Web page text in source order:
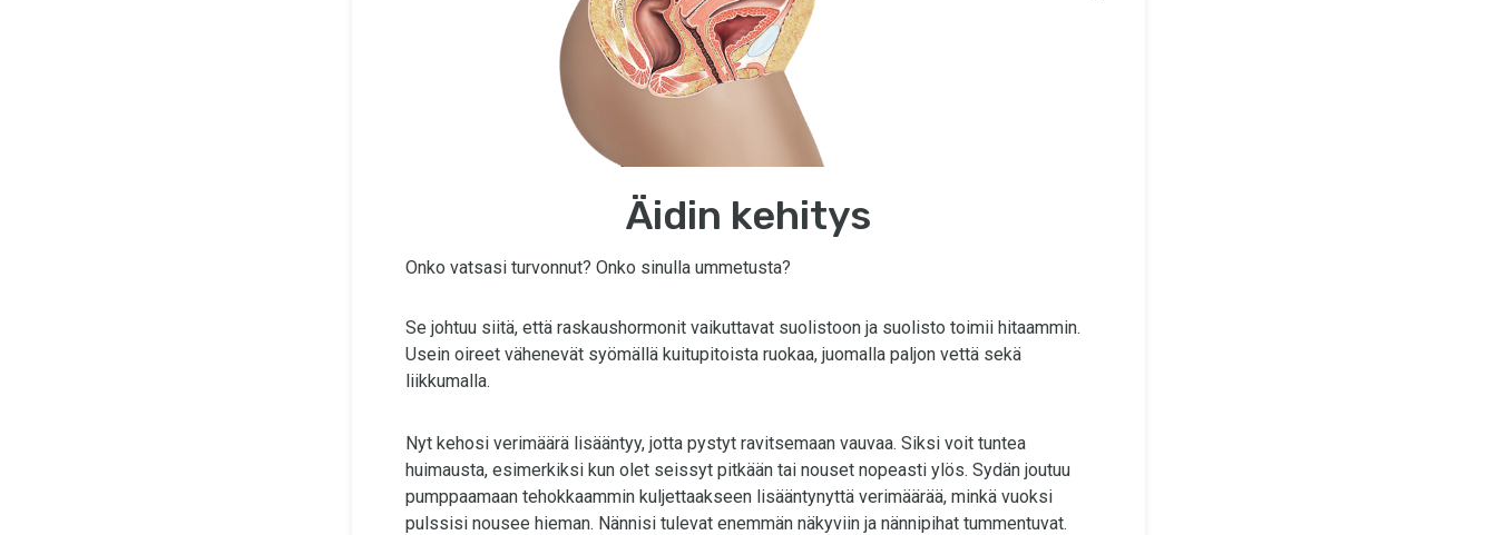
Äidin kehitys
Onko vatsasi turvonnut? Onko sinulla ummetusta?
Se johtuu siitä, että raskaushormonit vaikuttavat suolistoon ja suolisto toimii hitaammin.
Usein oireet vähenevät syömällä kuitupitoista ruokaa, juomalla paljon vettä sekä
liikkumalla.
Nyt kehosi verimäärä lisääntyy, jotta pystyt ravitsemaan vauvaa. Siksi voit tuntea
huimausta, esimerkiksi kun olet seissyt pitkään tai nouset nopeasti ylös. Sydän joutuu
pumppaamaan tehokkaammin kuljettaakseen lisääntynyttä verimäärää, minkä vuoksi
pulssisi nousee hieman. Nännisi tulevat enemmän näkyviin ja nännipihat tummentuvat.